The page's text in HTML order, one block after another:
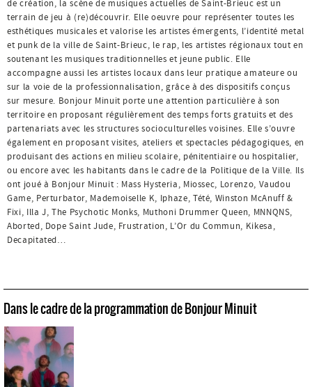
de création, la scène de musiques actuelles de Saint-Brieuc est un
terrain de jeu à (re)découvrir. Elle oeuvre pour représenter toutes les
esthétiques musicales et valorise les artistes émergents, l’identité metal
et punk de la ville de Saint-Brieuc, le rap, les artistes régionaux tout en
soutenant les musiques traditionnelles et jeune public. Elle
accompagne aussi les artistes locaux dans leur pratique amateure ou
sur la voie de la professionnalisation, grâce à des dispositifs conçus
sur mesure. Bonjour Minuit porte une attention particulière à son
territoire en proposant régulièrement des temps forts gratuits et des
partenariats avec les structures socioculturelles voisines. Elle s’ouvre
également en proposant visites, ateliers et spectacles pédagogiques, en
produisant des actions en milieu scolaire, pénitentiaire ou hospitalier,
ou encore avec les habitants dans le cadre de la Politique de la Ville. Ils
ont joué à Bonjour Minuit : Mass Hysteria, Miossec, Lorenzo, Vaudou
Game, Perturbator, Mademoiselle K, Iphaze, Tété, Winston McAnuff &
Fixi, Illa J, The Psychotic Monks, Muthoni Drummer Queen, MNNQNS,
Aborted, Dope Saint Jude, Frustration, L’Or du Commun, Kikesa,
Decapitated…
Dans le cadre de la programmation de Bonjour Minuit